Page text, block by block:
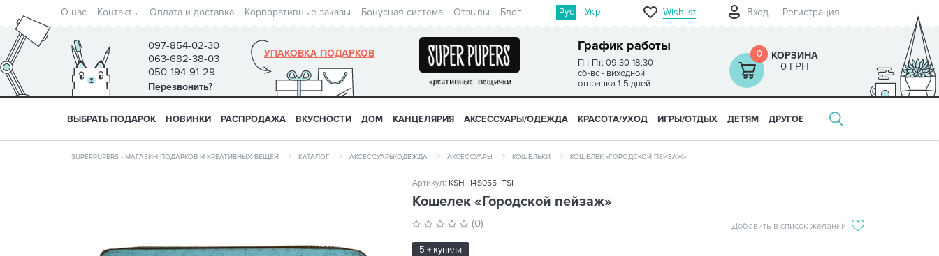
О нас Контакты Оплата и доставка Корпоративные заказы Бонусная система Отзывы Блог Рус Укр Wishlist Вход Регистрация
097-854-02-30
063-682-38-03
050-194-91-29
Перезвонить?
График работы
Пн-Пт: 09:30-18:30
сб-вс - виходной
отправка 1-5 дней
УПАКОВКА ПОДАРКОВ 0 КОРЗИНА
0 ГРН
ВЫБРАТЬ ПОДАРОК НОВИНКИ РАСПРОДАЖА ВКУСНОСТИ ДОМ КАНЦЕЛЯРИЯ АКСЕССУАРЫ/ОДЕЖДА КРАСОТА/УХОД ИГРЫ/ОТДЫХ ДЕТЯМ ДРУГОЕ
SUPERPUPERS - МАГАЗИН ПОДАРКОВ И КРЕАТИВНЫХ ВЕЩЕЙ КАТАЛОГ АКСЕССУАРЫ/ОДЕЖДА АКСЕССУАРЫ КОШЕЛЬКИ КОШЕЛЕК «ГОРОДСКОЙ ПЕЙЗАЖ»
Артикул: KSH_14S055_TSI
Кошелек «Городской пейзаж»
(0) Добавить в список желаний
5 + купили